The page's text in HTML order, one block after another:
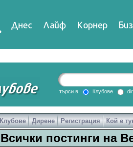
Днес Лайф Корнер
DirTV Impressio
Games
търси в Клубове
Клубове Дирене Регистрация Кой е
Всички постинги на